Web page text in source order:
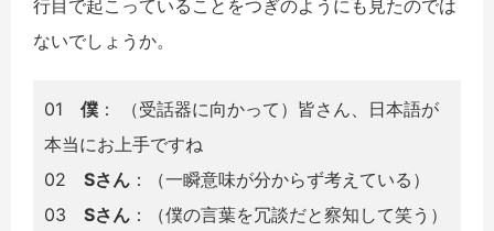
行目で起こっていることをつぎのようにも見たのでは
ないでしょうか。
01 僕 ： （受話器に向かって）皆さん、日本語が
本当にお上手ですね
02 Sさん ：（一瞬意味が分からず考えている）
03 Sさん ：（僕の言葉を冗談だと察知して笑う）